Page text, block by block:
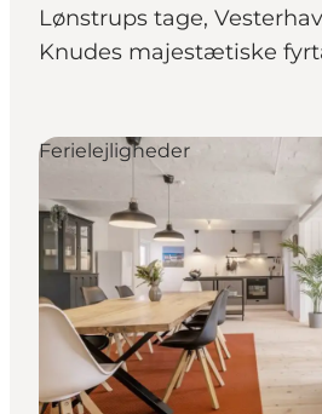
Lønstrups tage,
Knudes majestætiske
Ferielejligheder